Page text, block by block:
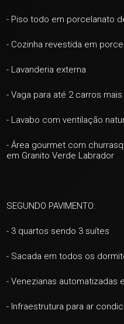
- Piso todo em porcelanato
- Cozinha revestida em
- Lavanderia externa
- Vaga para até 2 carros
- Lavabo com ventilação
- Área gourmet com
em Granito Verde Labrador
SEGUNDO PAVIMENTO:
- 3 quartos sendo 3 suítes
- Sacada em todos os
- Venezianas automatizadas
- Infraestrutura para ar